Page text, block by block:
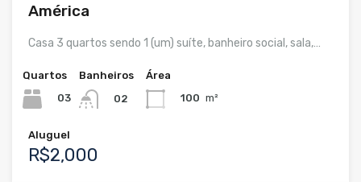
América
Casa 3 quartos sendo 1 (um) suíte, banheiro social, sala,…
Quartos
03
Banheiros
02
Área
100 m²
Aluguel
R$2,000